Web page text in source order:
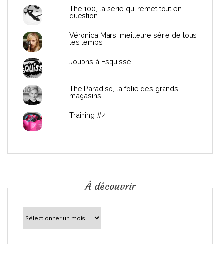
c
The 100, la série qui remet tout en
question
Véronica Mars, meilleure série de tous
les temps
Jouons à Esquissé !
The Paradise, la folie des grands
magasins
Training #4
À découvrir
découvrir